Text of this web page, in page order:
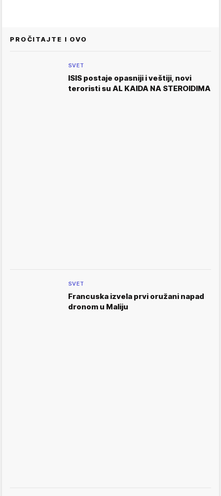
PROČITAJTE I OVO
SVET
ISIS postaje opasniji i veštiji, novi
teroristi su AL KAIDA NA STEROIDIMA
SVET
Francuska izvela prvi oružani napad
dronom u Maliju